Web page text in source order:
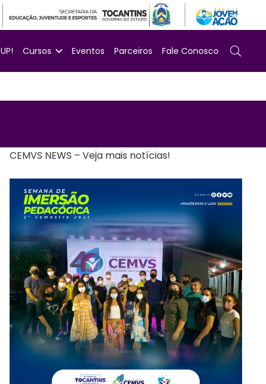
UP! Cursos Eventos Parceiros Fale Conosco
CEMVS NEWS – Veja mais notícias!